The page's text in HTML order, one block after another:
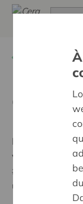
2022
Du 1er au 26
votre sapin de
une des 50